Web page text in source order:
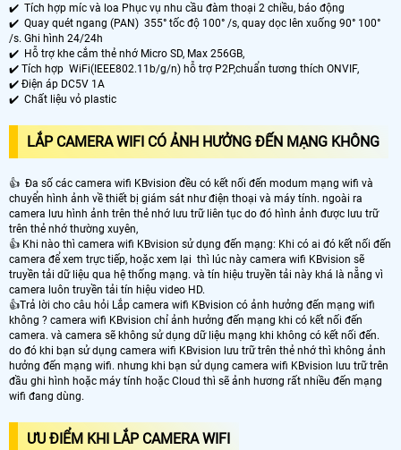
✔️ Tích hợp míc và loa Phục vụ nhu cầu đàm thoại 2 chiều, báo động
✔️ Quay quét ngang (PAN) 355° tốc độ 100° /s, quay dọc lên xuống 90° 100°
/s. Ghi hình 24/24h
✔️ Hỗ trợ khe cắm thẻ nhớ Micro SD, Max 256GB,
✔️ Tích hợp WiFi(IEEE802.11b/g/n) hỗ trợ P2P,chuẩn tương thích ONVIF,
✔️ Điện áp DC5V 1A
✔️ Chất liệu vỏ plastic
LẮP CAMERA WIFI CÓ ẢNH HƯỞNG ĐẾN MẠNG KHÔNG
👍 Đa số các camera wifi KBvision đều có kết nối đến modum mạng wifi và
chuyển hình ảnh về thiết bị giám sát như điện thoại và máy tính. ngoài ra
camera lưu hình ảnh trên thẻ nhớ lưu trữ liên tục do đó hình ảnh được lưu trữ
trên thẻ nhớ thường xuyên,
👍 Khi nào thì camera wifi KBvision sử dụng đến mạng: Khi có ai đó kết nối đến
camera để xem trực tiếp, hoặc xem lại thì lúc này camera wifi KBvision sẽ
truyền tải dữ liệu qua hệ thống mạng. và tín hiệu truyền tải này khá là nẵng vì
camera luôn truyền tải tín hiệu video HD.
👍Trả lời cho câu hỏi Lắp camera wifi KBvision có ảnh hưởng đến mạng wifi
không ? camera wifi KBvision chỉ ảnh hưởng đến mạng khi có kết nối đến
camera. và camera sẽ không sử dụng dữ liệu mạng khi không có kết nối đến.
do đó khi bạn sử dụng camera wifi KBvision lưu trữ trên thẻ nhớ thì không ảnh
hưởng đến mạng wifi. nhưng khi bạn sử dụng camera wifi KBvision lưu trữ trên
đầu ghi hình hoặc máy tính hoặc Cloud thì sẽ ảnh hương rất nhiều đến mạng
wifi đang dùng.
ƯU ĐIỂM KHI LẮP CAMERA WIFI